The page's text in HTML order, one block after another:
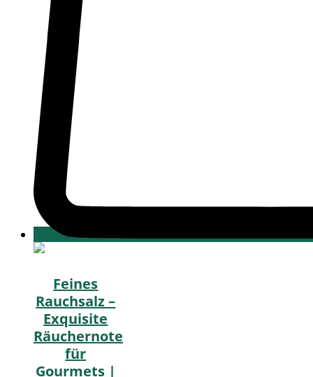
Feines
Rauchsalz –
Exquisite
Räuchernote
für
Gourmets |